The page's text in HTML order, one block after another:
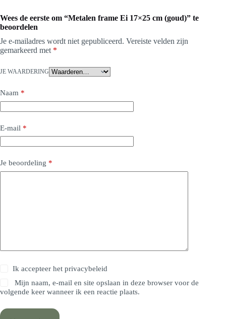
Wees de eerste om “Metalen frame Ei 17×25 cm (goud)” te
beoordelen
Je e-mailadres wordt niet gepubliceerd. Vereiste velden zijn
gemarkeerd met *
JE WAARDERING
Naam *
E-mail *
Je beoordeling *
Ik accepteer hetprivacybeleid
Mijn naam, e-mail en site opslaan in deze browser voor de
volgende keer wanneer ik een reactie plaats.